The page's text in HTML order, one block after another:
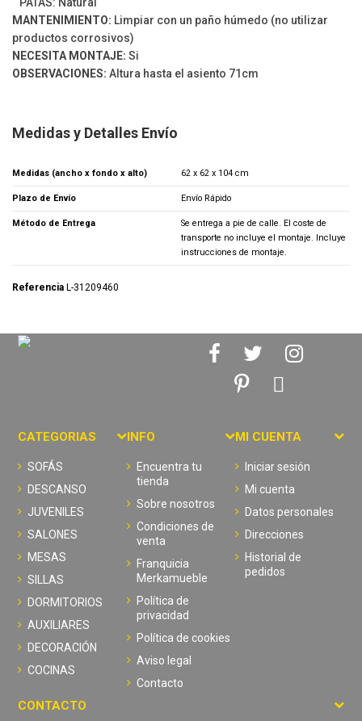
PATAS: Natural
MANTENIMIENTO: Limpiar con un paño húmedo (no utilizar
productos corrosivos)
NECESITA MONTAJE: Si
OBSERVACIONES: Altura hasta el asiento 71cm
Medidas y Detalles Envío
Medidas (ancho x fondo x alto) 62 x 62 x 104 cm
Plazo de Envío Envío Rápido
Método de Entrega
Se entrega a pie de calle. El coste de
transporte no incluye el montaje. Incluye
instrucciones de montaje.
Referencia L-31209460
CATEGORIAS
SOFÁS
DESCANSO
JUVENILES
SALONES
MESAS
SILLAS
DORMITORIOS
AUXILIARES
DECORACIÓN
COCINAS
INFO
Encuentra tu
tienda
Sobre nosotros
Condiciones de
venta
Franquicia
Merkamueble
Política de
privacidad
Política de cookies
Aviso legal
Contacto
MI CUENTA
Iniciar sesión
Mi cuenta
Datos personales
Direcciones
Historial de
pedidos
CONTACTO